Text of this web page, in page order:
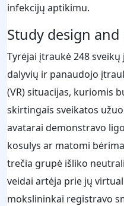
infekcijų aptikimu.
Study design
Tyrėjai įtraukė 248
dalyvių ir panaudojo
(VR) situacijas, kuriomis
skirtingais sveikatos
avatarai demonstravo
kosulys ar matomi
trečia grupė išliko
veidai artėja prie jų
mokslininkai registravo